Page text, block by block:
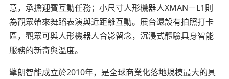
意，承擔迎賓互動任務；小尺寸人形機器人XMAN－L1則
為觀眾帶來舞蹈表演與近距離互動。展台還設有拍照打卡
區，觀眾可與人形機器人合影留念，沉浸式體驗具身智能
服務的新奇與溫度。
擎朗智能成立於2010年，是全球商業化落地規模最大的具